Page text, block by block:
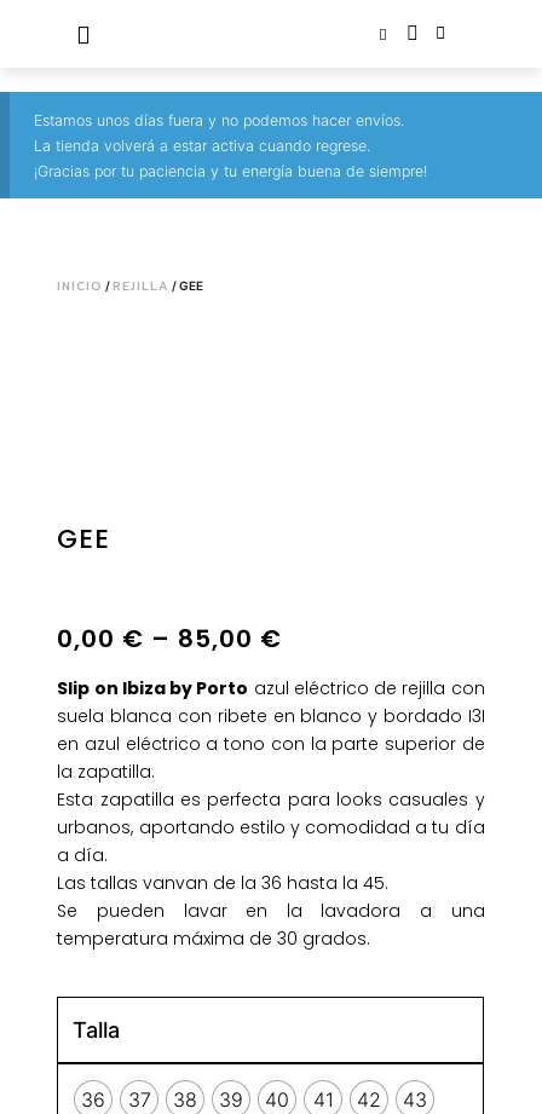
Estamos unos días fuera y no podemos hacer envíos.
La tienda volverá a estar activa cuando regrese.
¡Gracias por tu paciencia y tu energía buena de siempre!
INICIO / REJILLA / GEE
GEE
0,00 € – 85,00 €
Slip on Ibiza by Porto azul eléctrico de rejilla con
suela blanca con ribete en blanco y bordado I3I
en azul eléctrico a tono con la parte superior de
la zapatilla.
Esta zapatilla es perfecta para looks casuales y
urbanos, aportando estilo y comodidad a tu día
a día.
Las tallas vanvan de la 36 hasta la 45.
Se pueden lavar en la lavadora a una
temperatura máxima de 30 grados.
Talla
36 37 38 39 40 41 42
43